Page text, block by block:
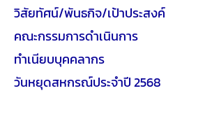
วิสัยทัศน์/พันธกิจ/เป้าประสงค์
คณะกรรมการดำเนินการ
ทำเนียบบุคคลากร
วันหยุดสหกรณ์ประจำปี 2568